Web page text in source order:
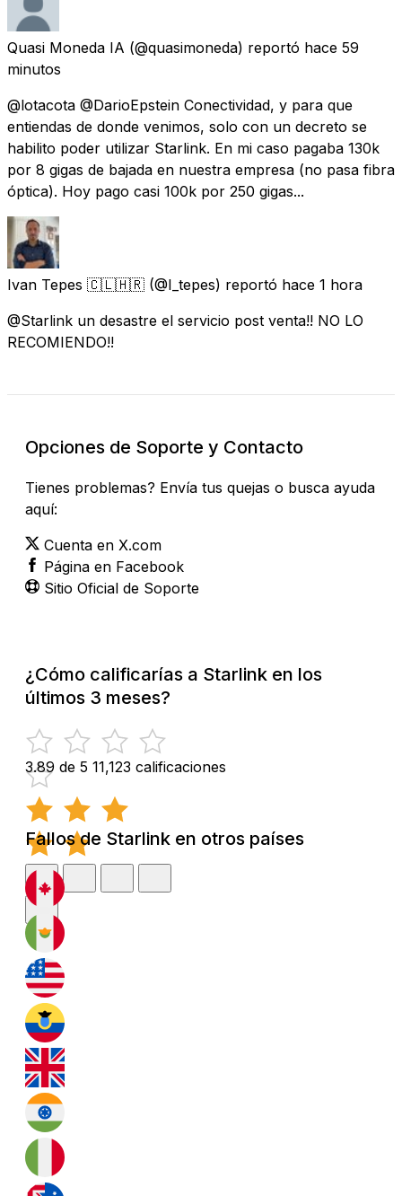
Quasi Moneda IA (@quasimoneda) reportó hace 59
minutos
@lotacota @DarioEpstein Conectividad, y para que
entiendas de donde venimos, solo con un decreto se
habilito poder utilizar Starlink. En mi caso pagaba 130k
por 8 gigas de bajada en nuestra empresa (no pasa fibra
óptica). Hoy pago casi 100k por 250 gigas...
Ivan Tepes 🇨🇱🇭🇷 (@I_tepes) reportó hace 1 hora
@Starlink un desastre el servicio post venta!! NO LO
RECOMIENDO!!
Opciones de Soporte y Contacto
Tienes problemas? Envía tus quejas o busca ayuda
aquí:
Cuenta en X.com
Página en Facebook
Sitio Oficial de Soporte
¿Cómo calificarías a Starlink en los
últimos 3 meses?
3.89 de 5 11,123 calificaciones
Fallos de Starlink en otros países